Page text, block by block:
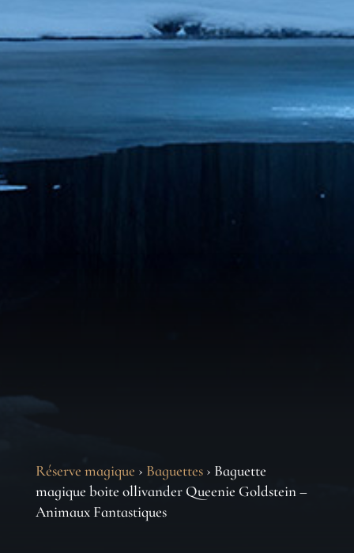
Réserve magique › Baguettes› Baguette
magique boite ollivander Queenie Goldstein –
Animaux Fantastiques